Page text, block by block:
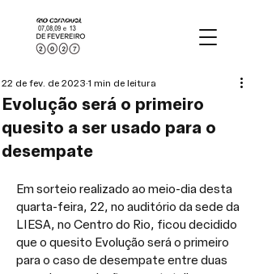
Evolução será o primeiro
quesito a ser usado para o
desempate
22 de fev. de 2023 1 min de leitura
Em sorteio realizado ao meio-dia desta
quarta-feira, 22, no auditório da sede da
LIESA, no Centro do Rio, ficou decidido
que o quesito Evolução será o primeiro
para o caso de desempate entre duas